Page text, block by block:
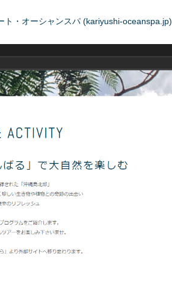
ト・オーシャンスパ (kariyushi-oceanspa.jp)